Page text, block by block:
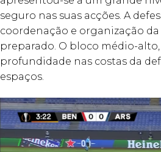
seguro nas suas acções. A
coordenação e organização
preparado. O bloco médio-
profundidade nas costas da
espaços.